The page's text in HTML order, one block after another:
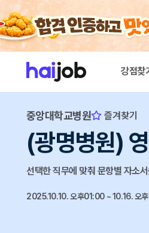
강점찾
중앙대학교병원 즐겨찾기
(광명병원)
선택한 직무에 맞춰 문항별 자소
2025.10.10. 오후01:00 ~ 10.16. 오